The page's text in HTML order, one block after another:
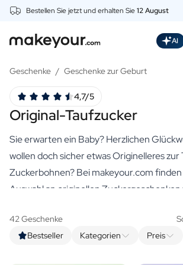
Bestellen Sie jetzt und erhalten Sie12 August
Getränke
Personalisierter Gin
Personalisierter Wodka
Personalisierter Rum
Personalisiertes Limoncello
Personalisierter Wermut
Personalisierter Spritz
Personalisierter Tequila
Biere
Personalisierter Rotwein
AI
Geschenke / Geschenke zur Geburt
Original-Taufzucker
4,7/5
Sie erwarten ein Baby? Herzlichen
wollen doch sicher etwas Originelleres zur
Zuckerbohnen? Bei makeyour.com
Auswahl an originellen Zuckergeschenken
personalisiert sind.
Bestseller Kategorien Preis
42 Geschenke